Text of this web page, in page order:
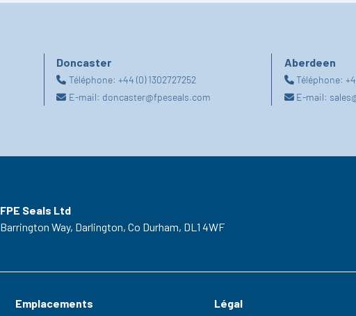
Doncaster
Téléphone: +44 (0) 1302727252
E-mail: doncaster@fpeseals.com
Aberdeen
Téléphone:
E-mail:
FPE Seals Ltd
Barrington Way, Darlington, Co Durham, DL1 4WF
Emplacements Légal